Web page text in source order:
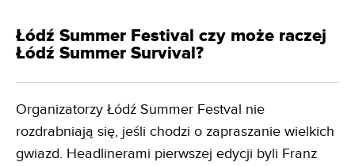
Łódź Summer Festival czy może raczej
Łódź Summer Survival?
Organizatorzy Łódź Summer Festval nie
rozdrabniają się, jeśli chodzi o zapraszanie wielkich
gwiazd. Headlinerami pierwszej edycji byli Franz